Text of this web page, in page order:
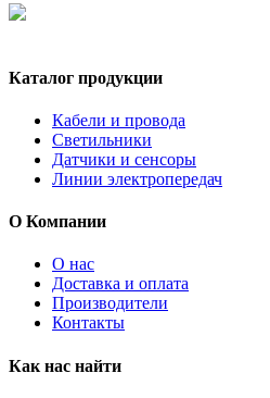
Каталог продукции
Кабели и провода
Светильники
Датчики и сенсоры
Линии электропередач
О Компании
О нас
Доставка и оплата
Производители
Контакты
Как нас найти